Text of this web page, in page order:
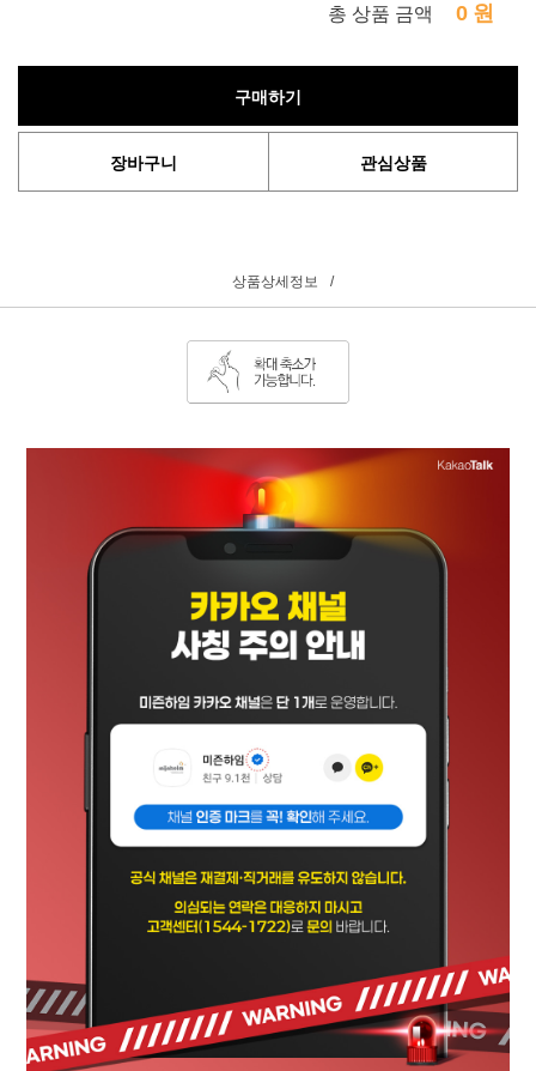
총 상품 금액 0 원
구매하기
장바구니 관심상품
상품상세정보